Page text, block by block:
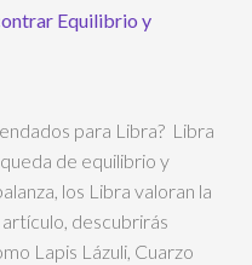
Equilibrio y
para Libra? Libra
de equilibrio y
los Libra valoran la
descubrirás
Lapis Lázuli, Cuarzo